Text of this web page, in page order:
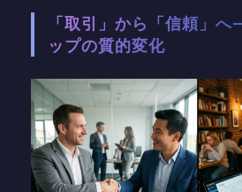
「取引」から「信頼」
ップの質的変化